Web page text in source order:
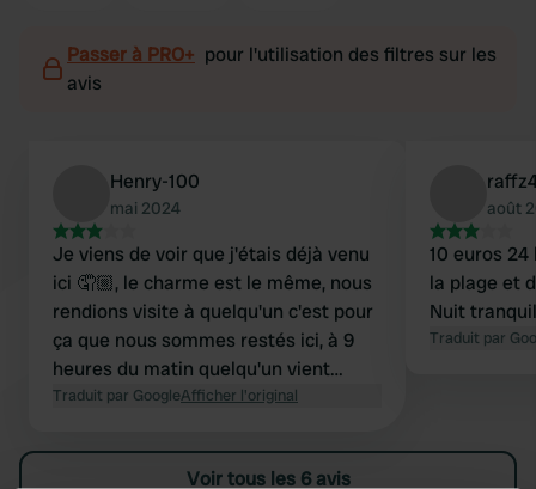
Passer à PRO+ pour l'utilisation des filtres sur les
avis
Henry-100
mai 2024
Je viens de voir que j'étais déjà venu
ici 🤦🏼, le charme est le même, nous
rendions visite à quelqu'un c'est pour
ça que nous sommes restés ici, à 9
heures du matin quelqu'un vient
effectivement récupérer la taxe de
Traduit par GoogleAfficher l'original
août
10 euros 24
la plage et
Nuit
Traduit par
Voir tous les 6 avis